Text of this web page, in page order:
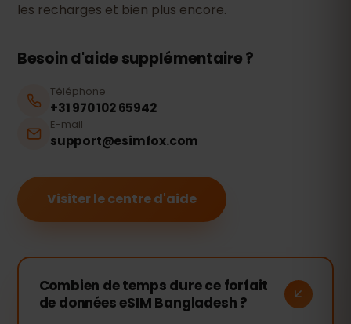
les recharges et bien plus encore.
Besoin d'aide supplémentaire ?
Téléphone
+31 970 102 65942
E-mail
support@esimfox.com
Visiter le centre d'aide
Combien de temps dure ce forfait
de données eSIM Bangladesh ?